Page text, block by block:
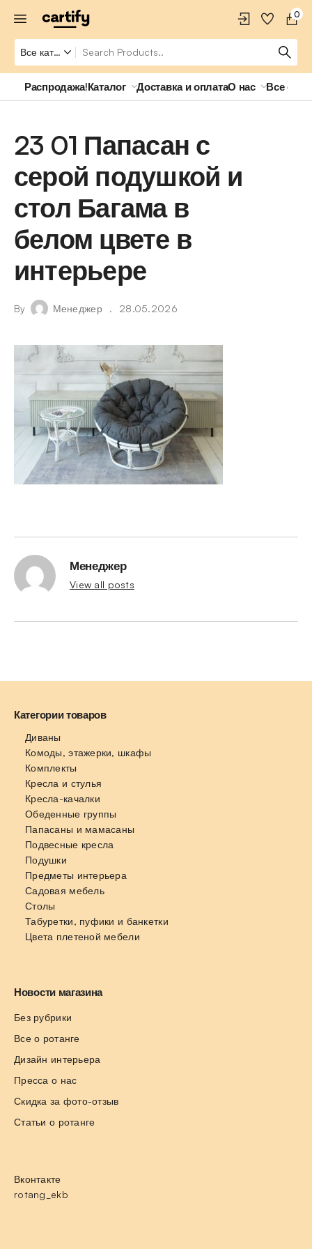
0
Распродажа!Каталог Доставка и оплатаО нас Все о
23 01 Папасан с
серой подушкой и
стол Багама в
белом цвете в
интерьере
By Менеджер 28.05.2026
Менеджер
View all posts
Категории товаров
Диваны
Комоды, этажерки, шкафы
Комплекты
Кресла и стулья
Кресла-качалки
Обеденные группы
Папасаны и мамасаны
Подвесные кресла
Подушки
Предметы интерьера
Садовая мебель
Столы
Табуретки, пуфики и банкетки
Цвета плетеной мебели
Новости магазина
Без рубрики
Все о ротанге
Дизайн интерьера
Пресса о нас
Скидка за фото-отзыв
Статьи о ротанге
Вконтакте
rotang_ekb